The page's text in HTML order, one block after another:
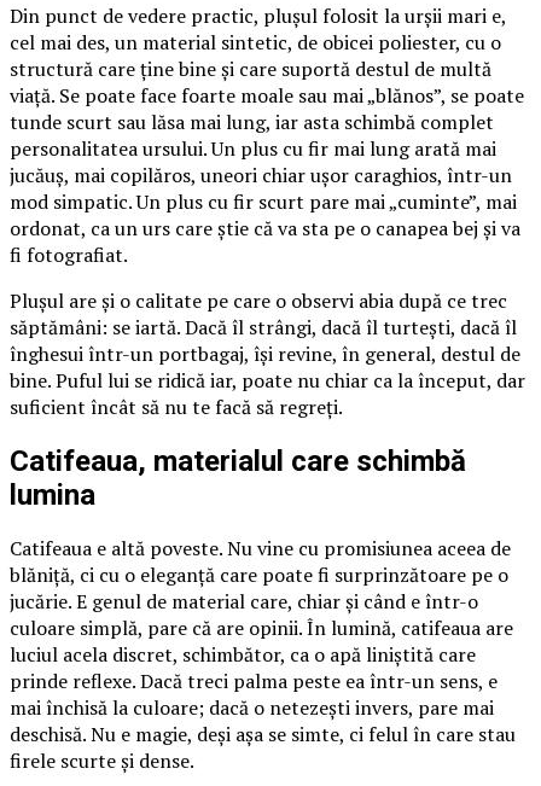
Din punct de vedere practic, plușul folosit la urșii mari e,
cel mai des, un material sintetic, de obicei poliester, cu o
structură care ține bine și care suportă destul de multă
viață. Se poate face foarte moale sau mai „blănos”, se poate
tunde scurt sau lăsa mai lung, iar asta schimbă complet
personalitatea ursului. Un plus cu fir mai lung arată mai
jucăuș, mai copilăros, uneori chiar ușor caraghios, într-un
mod simpatic. Un plus cu fir scurt pare mai „cuminte”, mai
ordonat, ca un urs care știe că va sta pe o canapea bej și va
fi fotografiat.
Plușul are și o calitate pe care o observi abia după ce trec
săptămâni: se iartă. Dacă îl strângi, dacă îl turtești, dacă îl
înghesui într-un portbagaj, își revine, în general, destul de
bine. Puful lui se ridică iar, poate nu chiar ca la început, dar
suficient încât să nu te facă să regreți.
Catifeaua, materialul care schimbă
lumina
Catifeaua e altă poveste. Nu vine cu promisiunea aceea de
blăniță, ci cu o eleganță care poate fi surprinzătoare pe o
jucărie. E genul de material care, chiar și când e într-o
culoare simplă, pare că are opinii. În lumină, catifeaua are
luciul acela discret, schimbător, ca o apă liniștită care
prinde reflexe. Dacă treci palma peste ea într-un sens, e
mai închisă la culoare; dacă o netezești invers, pare mai
deschisă. Nu e magie, deși așa se simte, ci felul în care stau
firele scurte și dense.